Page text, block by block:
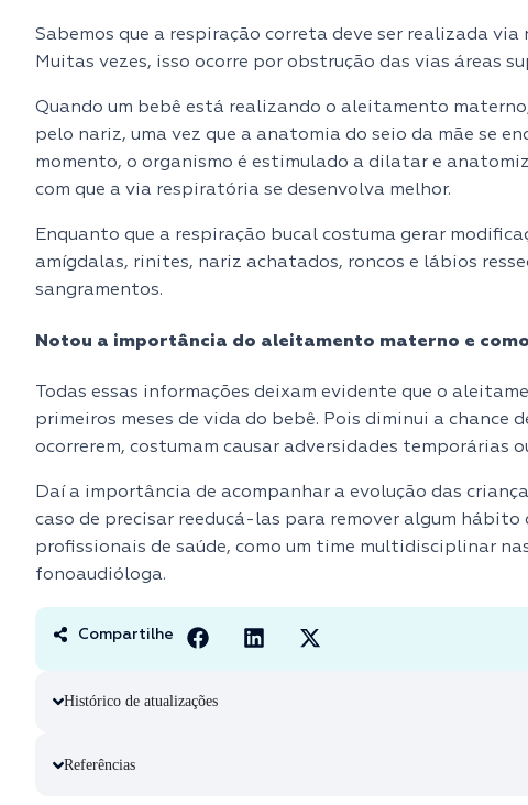
Sabemos que a respiração correta deve ser realizada
Muitas vezes, isso ocorre por obstrução das vias áreas
Quando um bebê está realizando o aleitamento
pelo nariz, uma vez que a anatomia do seio da mãe se
momento, o organismo é estimulado a dilatar e
com que a via respiratória se desenvolva melhor.
Enquanto que a respiração bucal costuma gerar
amígdalas, rinites, nariz achatados, roncos e lábios
sangramentos.
Notou a importância do aleitamento materno e
Todas essas informações deixam evidente que o
primeiros meses de vida do bebê. Pois diminui a
ocorrerem, costumam causar adversidades temporárias
Daí a importância de acompanhar a evolução das
caso de precisar reeducá-las para remover algum
profissionais de saúde, como um time multidisciplinar
fonoaudióloga.
Compartilhe
Histórico de atualizações
Referências